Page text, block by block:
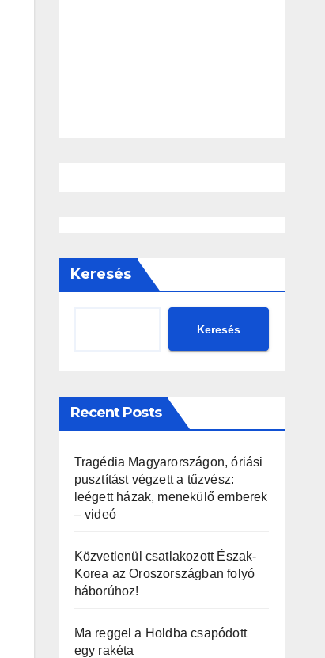
Keresés
Keresés
Recent Posts
Tragédia Magyarországon, óriási
pusztítást végzett a tűzvész:
leégett házak, menekülő emberek
– videó
Közvetlenül csatlakozott Észak-
Korea az Oroszországban folyó
háborúhoz!
Ma reggel a Holdba csapódott
egy rakéta